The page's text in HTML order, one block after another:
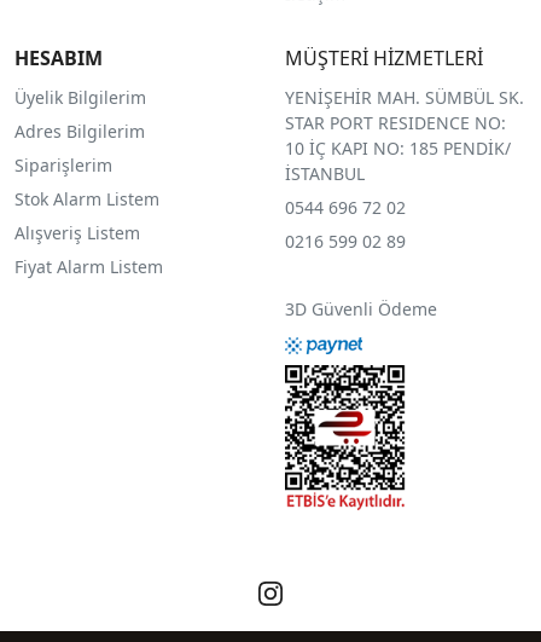
HESABIM
Üyelik Bilgilerim
Adres Bilgilerim
Siparişlerim
Stok Alarm Listem
Alışveriş Listem
Fiyat Alarm Listem
MÜŞTERİ HİZMETLERİ
YENİŞEHİR MAH. SÜMBÜL SK.
STAR PORT RESIDENCE NO:
10 İÇ KAPI NO: 185 PENDİK/
İSTANBUL
0544 696 72 02
0216 599 02 89
3D Güvenli Ödeme